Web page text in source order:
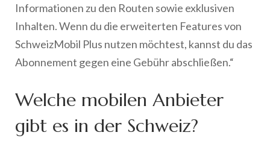
Informationen zu den Routen sowie exklusiven
Inhalten. Wenn du die erweiterten Features von
SchweizMobil Plus nutzen möchtest, kannst du das
Abonnement gegen eine Gebühr abschließen.“
Welche mobilen Anbieter
gibt es in der Schweiz?